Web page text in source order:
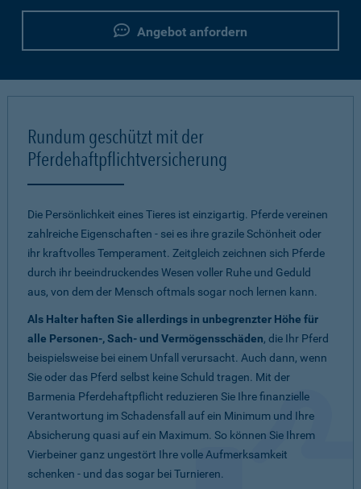
Angebot anfordern
Rundum geschützt mit der
Pferdehaftpflichtversicherung
Die Persönlichkeit eines Tieres ist einzigartig. Pferde vereinen
zahlreiche Eigenschaften - sei es ihre grazile Schönheit oder
ihr kraftvolles Temperament. Zeitgleich zeichnen sich Pferde
durch ihr beeindruckendes Wesen voller Ruhe und Geduld
aus, von dem der Mensch oftmals sogar noch lernen kann.
Als Halter haften Sie allerdings in unbegrenzter Höhe für
alle Personen-, Sach- und Vermögensschäden, die Ihr Pferd
beispielsweise bei einem Unfall verursacht. Auch dann, wenn
Sie oder das Pferd selbst keine Schuld tragen. Mit der
Barmenia Pferdehaftpflicht reduzieren Sie Ihre finanzielle
Verantwortung im Schadensfall auf ein Minimum und Ihre
Absicherung quasi auf ein Maximum. So können Sie Ihrem
Vierbeiner ganz ungestört Ihre volle Aufmerksamkeit
schenken - und das sogar bei Turnieren.